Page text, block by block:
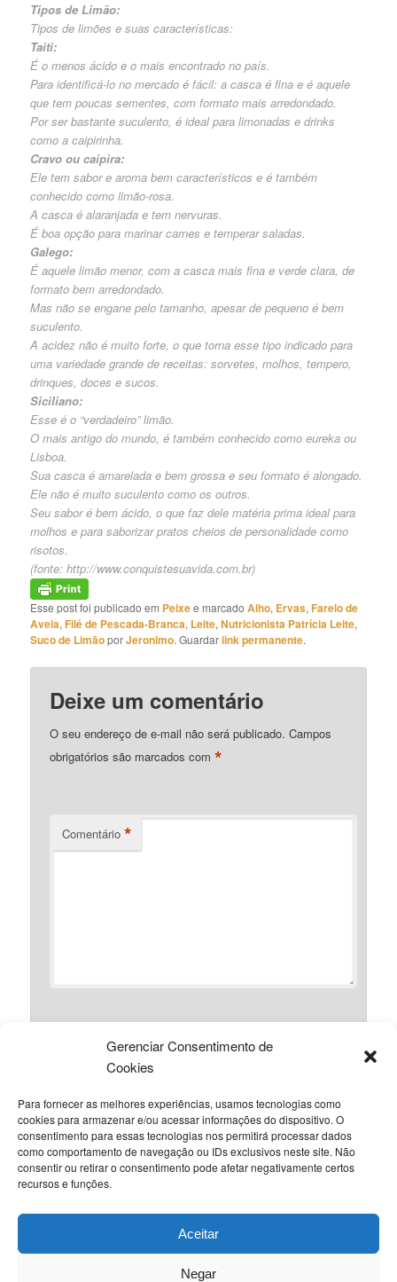
Gerenciar Consentimento de
Cookies
Para fornecer as melhores experiências, usamos tecnologias como
cookies para armazenar e/ou acessar informações do dispositivo. O
consentimento para essas tecnologias nos permitirá processar dados
como comportamento de navegação ou IDs exclusivos neste site. Não
consentir ou retirar o consentimento pode afetar negativamente certos
recursos e funções.
Aceitar
Negar
Tipos de Limão:
Tipos de limões e suas características:
Taiti:
É o menos ácido e o mais encontrado no país.
Para identificá-lo no mercado é fácil: a casca é fina e é aquele
que tem poucas sementes, com formato mais arredondado.
Por ser bastante suculento, é ideal para limonadas e drinks
como a caipirinha.
Cravo ou caipira:
Ele tem sabor e aroma bem característicos e é também
conhecido como limão-rosa.
A casca é alaranjada e tem nervuras.
É boa opção para marinar carnes e temperar saladas.
Galego:
É aquele limão menor, com a casca mais fina e verde clara, de
formato bem arredondado.
Mas não se engane pelo tamanho, apesar de pequeno é bem
suculento.
A acidez não é muito forte, o que torna esse tipo indicado para
uma variedade grande de receitas: sorvetes, molhos, tempero,
drinques, doces e sucos.
Siciliano:
Esse é o “verdadeiro” limão.
O mais antigo do mundo, é também conhecido como eureka ou
Lisboa.
Sua casca é amarelada e bem grossa e seu formato é alongado.
Ele não é muito suculento como os outros.
Seu sabor é bem ácido, o que faz dele matéria prima ideal para
molhos e para saborizar pratos cheios de personalidade como
risotos.
(fonte:http://www.conquistesuavida.com.br)
Esse post foi publicado em Peixee marcadoAlho, Ervas,Farelo de
Aveia,Filé de Pescada-Branca, Leite,Nutricionista Patrícia Leite,
Suco de LimãoporJeronimo. Guardarlink permanente.
Deixe um comentário
O seu endereço de e-mail não será publicado. Campos
obrigatórios são marcados com*
Comentário *
*
E-mail *